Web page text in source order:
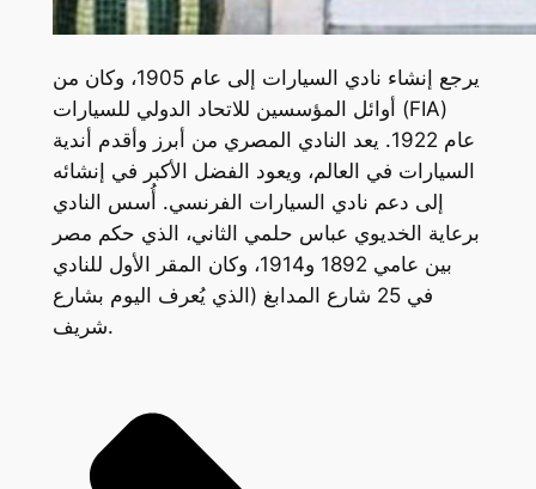
يرجع إنشاء نادي السيارات إلى عام 1905، وكان من
أوائل المؤسسين للاتحاد الدولي للسيارات (FIA)
عام 1922. يعد النادي المصري من أبرز وأقدم أندية
السيارات في العالم، ويعود الفضل الأكبر في إنشائه
إلى دعم نادي السيارات الفرنسي. أُسس النادي
برعاية الخديوي عباس حلمي الثاني، الذي حكم مصر
بين عامي 1892 و1914، وكان المقر الأول للنادي
في 25 شارع المدابغ (الذي يُعرف اليوم بشارع
شريف.